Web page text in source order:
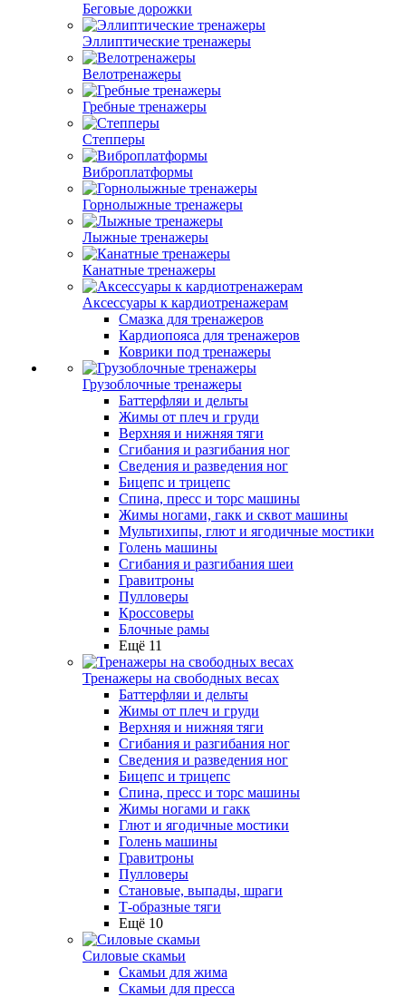
Беговые дорожки
Эллиптические тренажеры
Велотренажеры
Гребные тренажеры
Степперы
Виброплатформы
Горнолыжные тренажеры
Лыжные тренажеры
Канатные тренажеры
Аксессуары к кардиотренажерам
Смазка для тренажеров
Кардиопояса для тренажеров
Коврики под тренажеры
Грузоблочные тренажеры
Баттерфляи и дельты
Жимы от плеч и груди
Верхняя и нижняя тяги
Сгибания и разгибания ног
Сведения и разведения ног
Бицепс и трицепс
Спина, пресс и торс машины
Жимы ногами, гакк и сквот машины
Мультихипы, глют и ягодичные мостики
Голень машины
Сгибания и разгибания шеи
Гравитроны
Пулловеры
Кроссоверы
Блочные рамы
Ещё 11
Тренажеры на свободных весах
Баттерфляи и дельты
Жимы от плеч и груди
Верхняя и нижняя тяги
Сгибания и разгибания ног
Сведения и разведения ног
Бицепс и трицепс
Спина, пресс и торс машины
Жимы ногами и гакк
Глют и ягодичные мостики
Голень машины
Гравитроны
Пулловеры
Становые, выпады, шраги
Т-образные тяги
Ещё 10
Силовые скамьи
Скамьи для жима
Скамьи для пресса